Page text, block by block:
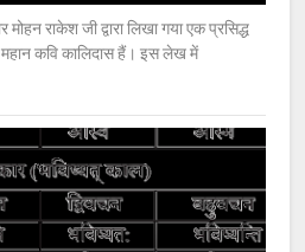
राकेश जी द्वारा लिखा गया एक प्रसिद्ध
कवि कालिदास हैं। इस लेख में